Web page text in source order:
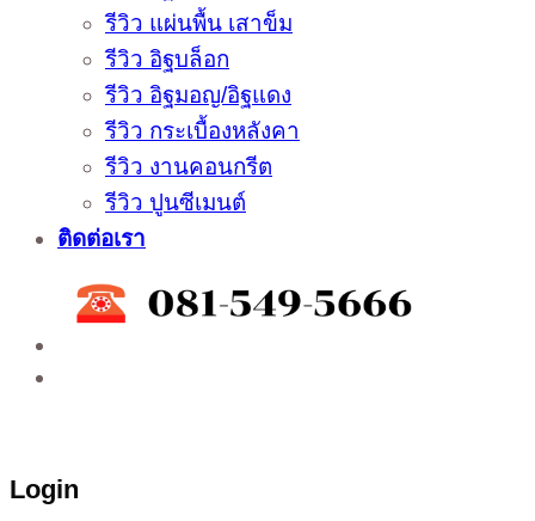
รีวิว แผ่นพื้น เสาข็ม
รีวิว อิฐบล็อก
รีวิว อิฐมอญ/อิฐแดง
รีวิว กระเบื้องหลังคา
รีวิว งานคอนกรีต
รีวิว ปูนซีเมนต์
ติดต่อเรา
Login